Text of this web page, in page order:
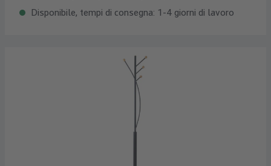
Disponibile, tempi di consegna: 1-4 giorni di lavoro